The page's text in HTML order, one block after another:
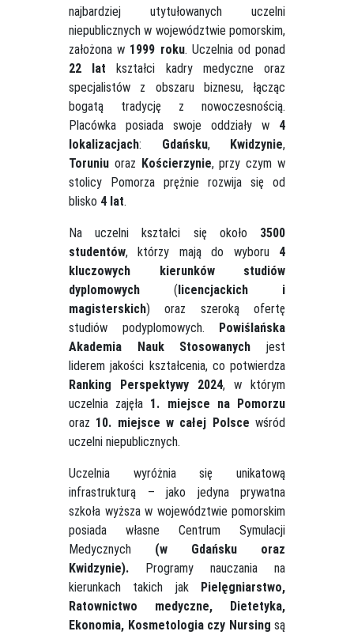
najbardziej utytułowanych uczelni
niepublicznych w województwie pomorskim,
założona w 1999 roku. Uczelnia od ponad
22 lat kształci kadry medyczne oraz
specjalistów z obszaru biznesu, łącząc
bogatą tradycję z nowoczesnością.
Placówka posiada swoje oddziały w 4
lokalizacjach: Gdańsku, Kwidzynie,
Toruniu oraz Kościerzynie, przy czym w
stolicy Pomorza prężnie rozwija się od
blisko 4 lat.
Na uczelni kształci się około 3500
studentów, którzy mają do wyboru 4
kluczowych kierunków studiów
dyplomowych (licencjackich i
magisterskich) oraz szeroką ofertę
studiów podyplomowych. Powiślańska
Akademia Nauk Stosowanych jest
liderem jakości kształcenia, co potwierdza
Ranking Perspektywy 2024, w którym
uczelnia zajęła 1. miejsce na Pomorzu
oraz 10. miejsce w całej Polsce wśród
uczelni niepublicznych.
Uczelnia wyróżnia się unikatową
infrastrukturą – jako jedyna prywatna
szkoła wyższa w województwie pomorskim
posiada własne Centrum Symulacji
Medycznych (w Gdańsku oraz
Kwidzynie). Programy nauczania na
kierunkach takich jak Pielęgniarstwo,
Ratownictwo medyczne, Dietetyka,
Ekonomia, Kosmetologia czy Nursing są